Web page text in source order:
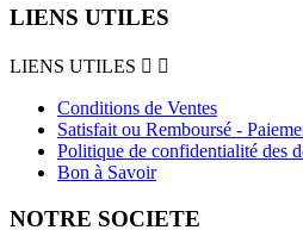
LIENS UTILES
LIENS UTILES  
Conditions de Ventes
Satisfait ou Remboursé -
Politique de confidentialité des
Bon à Savoir
NOTRE SOCIETE